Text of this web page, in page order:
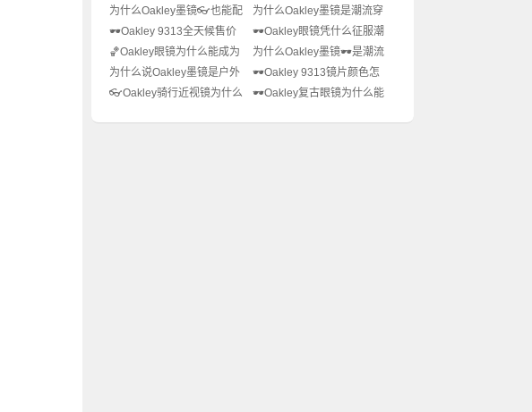
成为潮流icon？🤔潮人出街
必备神器！
成为潮流圈顶流？复古运动
风的秘密！
为什么Oakley墨镜👓也能配
度数？近视党怎么选才不踩
雷？
为什么Oakley墨镜是潮流穿
搭必备？🕶️重庆专柜在哪里
能买到爆款款？
🕶️Oakley 9313全天候售价
为什么这么火？🔥潮人必备
的“未来战士”眼
🕶️Oakley眼镜凭什么征服潮
人和运动员？🔥科技+潮流双
buff加持！
🏀Oakley眼镜为什么能成为
篮球场上的潮流icon？🔥潮
人运动风必备！
为什么Oakley墨镜🕶️是潮流
穿搭必备？怎么选才显脸小
又不撞款？
为什么说Oakley墨镜是户外
穿搭的灵魂？昆明哪里能买
🕶️Oakley 9313镜片颜色怎
么选？🔥潮人必备穿搭神
👓Oakley骑行近视镜为什么
🕶️Oakley复古眼镜为什么能